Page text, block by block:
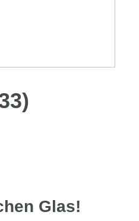
Glas!